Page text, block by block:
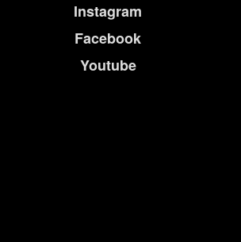
Instagram
Facebook
Youtube